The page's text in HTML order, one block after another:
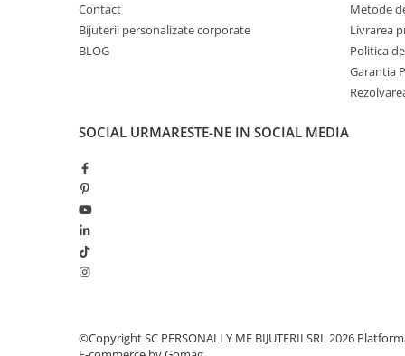
Contact
Bijuterii personalizate corporate
BLOG
Metode
Livrarea
Politica
Garantia
SOCIAL URMARESTE-NE IN SOCIAL MEDIA
©Copyright SC PERSONALLY ME BIJUTERII SRL 2026